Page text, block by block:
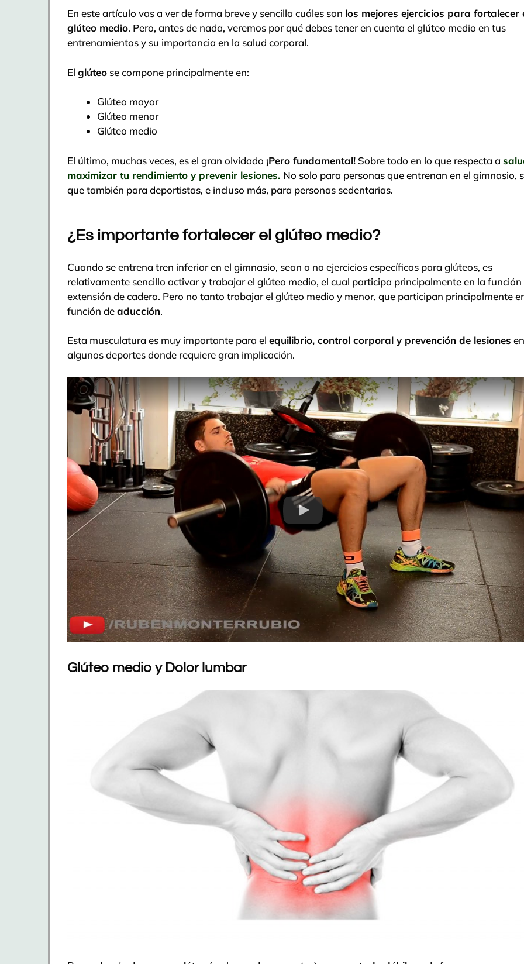
En este artículo vas a ver de forma breve y sencilla cuáles son los mejores ejercicios para fortalecer
glúteo medio. Pero, antes de nada, veremos por qué debes tener en cuenta el glúteo medio en tus
entrenamientos y su importancia en la salud corporal.
El glúteo se compone principalmente en:
Glúteo mayor
Glúteo menor
Glúteo medio
El último, muchas veces, es el gran olvidado ¡Pero fundamental! Sobre todo en lo que respecta a
maximizar tu rendimiento y prevenir lesiones. No solo para personas que entrenan en el gimnasio,
que también para deportistas, e incluso más, para personas sedentarias.
¿Es importante fortalecer el glúteo medio?
Cuando se entrena tren inferior en el gimnasio, sean o no ejercicios específicos para glúteos, es
relativamente sencillo activar y trabajar el glúteo medio, el cual participa principalmente en la función
extensión de cadera. Pero no tanto trabajar el glúteo medio y menor, que participan principalmente
función deaducción.
Esta musculatura es muy importante para el equilibrio, control corporal y prevención de lesiones en
algunos deportes donde requiere gran implicación.
Glúteo medio y Dolor lumbar